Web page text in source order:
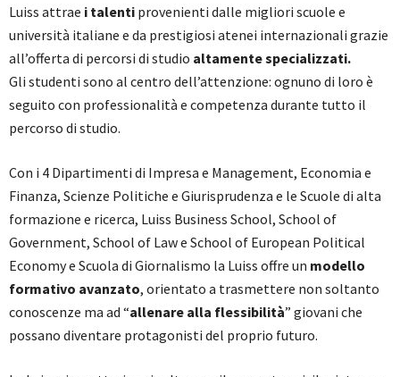
Luiss attrae i talenti provenienti dalle migliori scuole e
università italiane e da prestigiosi atenei internazionali grazie
all’offerta di percorsi di studio altamente specializzati.
Gli studenti sono al centro dell’attenzione: ognuno di loro è
seguito con professionalità e competenza durante tutto il
percorso di studio.
Con i 4 Dipartimenti di Impresa e Management, Economia e
Finanza, Scienze Politiche e Giurisprudenza e le Scuole di alta
formazione e ricerca, Luiss Business School, School of
Government, School of Law e School of European Political
Economy e Scuola di Giornalismo la Luiss offre un modello
formativo avanzato, orientato a trasmettere non soltanto
conoscenze ma ad “allenare alla flessibilità” giovani che
possano diventare protagonisti del proprio futuro.